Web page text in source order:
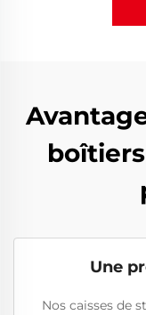
Une
Nos caisses de